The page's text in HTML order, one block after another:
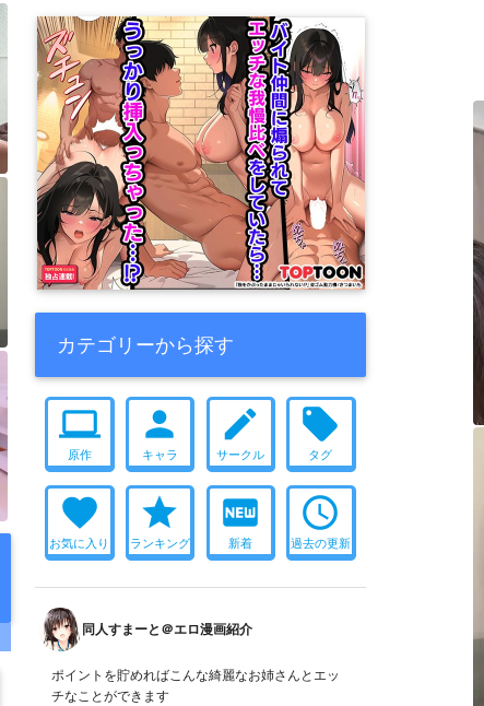
カテゴリーから探す
computer
原作
person
キャラ
create
サークル
local_offer
タグ
favorite
お気に入り
star
ランキング
fiber_new
新着
access_time
過去の更新
同人すまーと＠エロ漫画紹介
ポイントを貯めればこんな綺麗なお姉さんとエッ
チなことができます